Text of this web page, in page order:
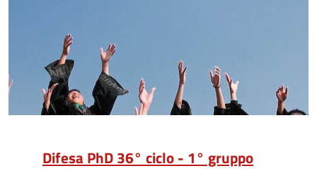
Difesa PhD 36° ciclo - 1° gruppo